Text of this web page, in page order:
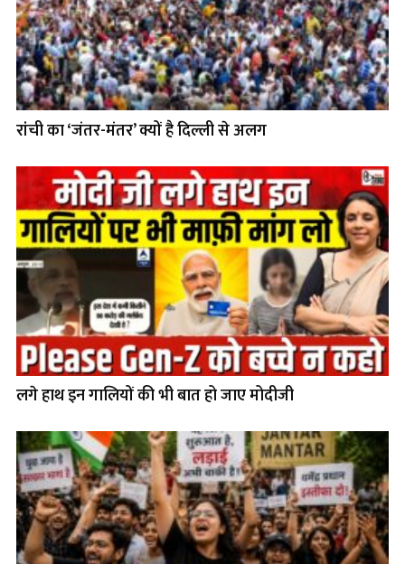
रांची का ‘जंतर-मंतर’ क्यों है दिल्ली से अलग
लगे हाथ इन गालियों की भी बात हो जाए मोदीजी